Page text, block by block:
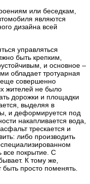
или беседкам,
являются
дизайна всей
управляться
быть крепким,
и основное –
обладает тротуарная
еще совершенно
жителей не было
дорожки и площадки
выделяя в
и деформируется под
накапливается вода,
трескается и
либо производить
все покрытие. С
К тому же,
просто поменять.